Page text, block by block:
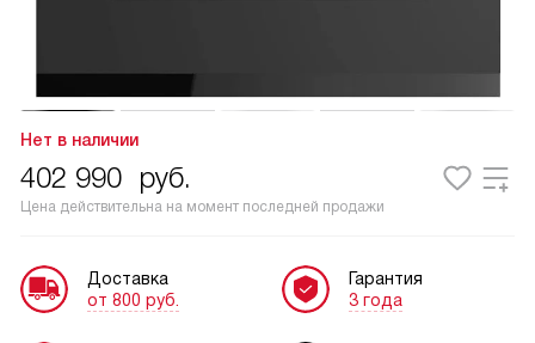
Нет в наличии
402 990 руб.
Цена действительна на момент последней продажи
Доставка
от 800 руб.
Гарантия
3 года